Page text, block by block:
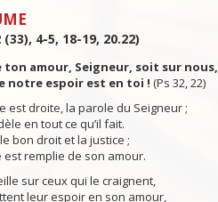
(33), 4-5, 18-19, 20.22)
ton amour, Seigneur, soit sur nous,
notre espoir est en toi ! (Ps 32, 22)
est droite, la parole du Seigneur ;
en tout ce qu’il fait.
bon droit et la justice ;
est remplie de son amour.
sur ceux qui le craignent,
leur espoir en son amour,